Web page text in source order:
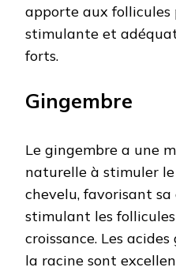
apporte aux
stimulante et
forts.
Gingembre
Le gingembre a une
naturelle à stimuler
chevelu, favorisant
stimulant les
croissance. Les
la racine sont